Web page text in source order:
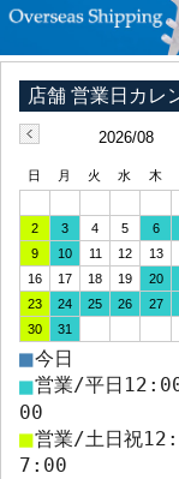
2026/08
日 月 火 水 木
2
3 4 5 6
9
10 11 12 13
16
17 18 19 20
23
24 25 26 27
30
31
■今日
■営業/平日
00
■営業/土日祝
7:00